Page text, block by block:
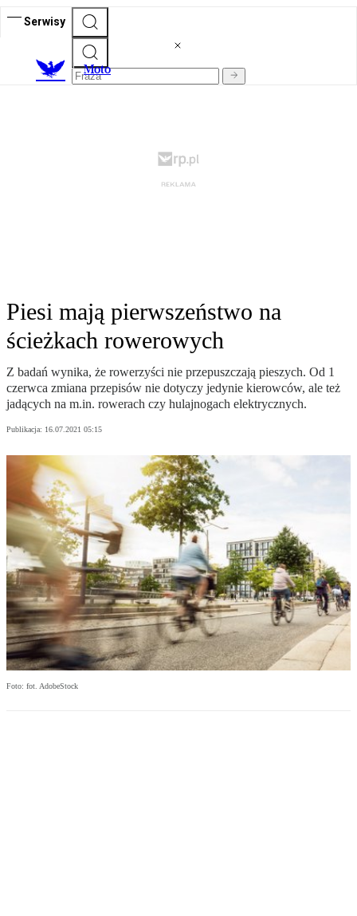
Serwisy
Moto
Piesi mają pierwszeństwo na
ścieżkach rowerowych
Z badań wynika, że rowerzyści nie przepuszczają pieszych. Od 1
czerwca zmiana przepisów nie dotyczy jedynie kierowców, ale też
jadących na m.in. rowerach czy hulajnogach elektrycznych.
Publikacja: 16.07.2021 05:15
Foto: fot. AdobeStock